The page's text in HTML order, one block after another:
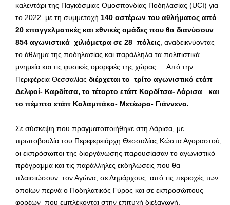
καλεντάρι της Παγκόσμιας Ομοσπονδίας Ποδηλασίας (UCI) για
το 2022 με τη συμμετοχή 140 αστέρων του αθλήματος από
20 επαγγελματικές και εθνικές ομάδες που θα διανύσουν
854 αγωνιστικά χιλιόμετρα σε 28 πόλεις , αναδεικνύοντας
το άθλημα της ποδηλασίας και παράλληλα τα πολιτιστικά
μνημεία και τις φυσικές ομορφιές της χώρας. Από την
Περιφέρεια Θεσσαλίας διέρχεται το τρίτο αγωνιστικό ετάπ
Δελφοί- Καρδίτσα, το τέταρτο ετάπ Καρδίτσα- Λάρισα και
το πέμπτο ετάπ Καλαμπάκα- Μετέωρα- Γιάννενα.
Σε σύσκεψη που πραγματοποιήθηκε στη Λάρισα, με
πρωτοβουλία του Περιφερειάρχη Θεσσαλίας Κώστα Αγοραστού,
οι εκπρόσωποι της διοργάνωσης παρουσίασαν το αγωνιστικό
πρόγραμμα και τις παράλληλες εκδηλώσεις που θα
πλαισιώσουν τον Αγώνα, σε Δημάρχους από τις περιοχές των
οποίων περνά ο Ποδηλατικός Γύρος και σε εκπροσώπους
φορέων που εμπλέκονται στην επιτυχή διεξαγωγή.